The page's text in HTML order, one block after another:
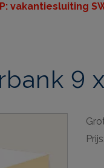
vakantiesluiting
9
Prijs: